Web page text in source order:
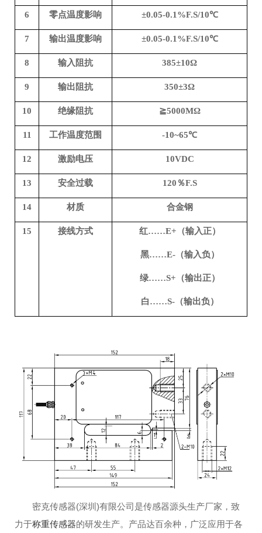
6 零点温度影响 ±0.05-0.1 %F.S/10℃
7 输出温度影响 ±0.05-0.1 %F.S/10℃
8 输入阻抗 385±10Ω
9 输出阻抗 350±3Ω
10 绝缘阻抗 ≧5000MΩ
11 工作温度范围 -10~65℃
12 激励电压 10VDC
13 安全过载 120％F.S
14 材质 合金钢
15 接线方式 红……E+（输入正）
黑……E-（输入负）
绿……S+（输出正）
白……S-（输出负）
密克传感器(深圳)有限公司是传感器源头生产厂家，致
力于称重传感器的研发生产。产品达百余种，广泛应用于各